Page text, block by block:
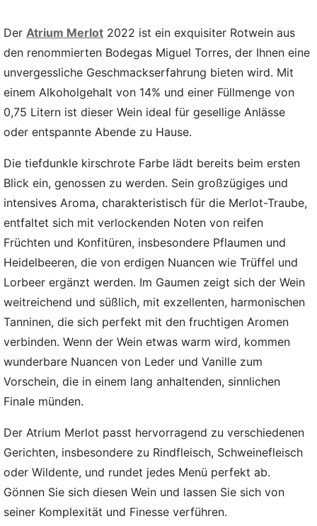
Der Atrium Merlot 2022 ist ein exquisiter Rotwein aus
den renommierten Bodegas Miguel Torres, der Ihnen eine
unvergessliche Geschmackserfahrung bieten wird. Mit
einem Alkoholgehalt von 14% und einer Füllmenge von
0,75 Litern ist dieser Wein ideal für gesellige Anlässe
oder entspannte Abende zu Hause.
Die tiefdunkle kirschrote Farbe lädt bereits beim ersten
Blick ein, genossen zu werden. Sein großzügiges und
intensives Aroma, charakteristisch für die Merlot-Traube,
entfaltet sich mit verlockenden Noten von reifen
Früchten und Konfitüren, insbesondere Pflaumen und
Heidelbeeren, die von erdigen Nuancen wie Trüffel und
Lorbeer ergänzt werden. Im Gaumen zeigt sich der Wein
weitreichend und süßlich, mit exzellenten, harmonischen
Tanninen, die sich perfekt mit den fruchtigen Aromen
verbinden. Wenn der Wein etwas warm wird, kommen
wunderbare Nuancen von Leder und Vanille zum
Vorschein, die in einem lang anhaltenden, sinnlichen
Finale münden.
Der Atrium Merlot passt hervorragend zu verschiedenen
Gerichten, insbesondere zu Rindfleisch, Schweinefleisch
oder Wildente, und rundet jedes Menü perfekt ab.
Gönnen Sie sich diesen Wein und lassen Sie sich von
seiner Komplexität und Finesse verführen.